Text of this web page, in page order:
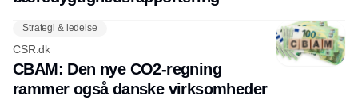
Strategi & ledelse
CSR.dk
CBAM: Den nye CO2-regning
rammer også danske virksomheder